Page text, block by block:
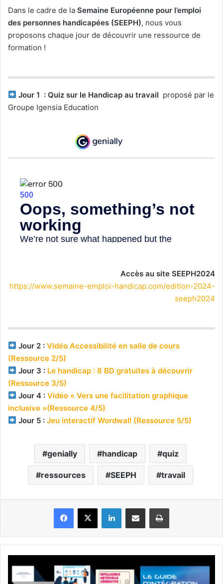
Dans le cadre de la Semaine Européenne pour l’emploi
des personnes handicapées (SEEPH), nous vous
proposons chaque jour de découvrir une ressource de
formation !
Jour 1 : Quiz sur le Handicap au travail proposé par le
Groupe Igensia Education
Accès au site SEEPH2024
https://www.semaine-emploi-handicap.com/edition-2024-
seeph2024
Jour 2 :Vidéo Accessibilité en salle de cours
(Ressource 2/5)
Jour 3 : Le handicap : 8 BD gratuites à découvrir
(Ressource 3/5)
Jour 4 :Vidéo « Vers une facilitation graphique
inclusive »(Ressource 4/5)
Jour 5 :Jeu interactif Wordwall (Ressource 5/5)
genially handicap quiz
ressources SEEPH travail
Facebook
X LinkedinPartager par email Imprimer
nouveaux
guides